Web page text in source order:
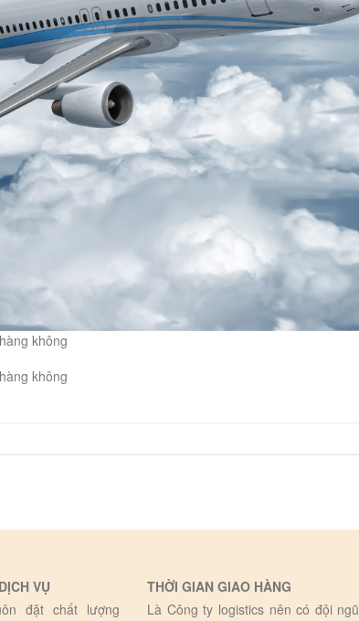
không
không
VỤ
đặt chất lượng
THỜI GIAN GIAO HÀNG
Là Công ty logistics nên có đội ngũ